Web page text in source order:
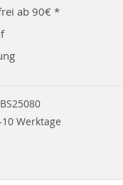
ab 90€ *
10 Werktage